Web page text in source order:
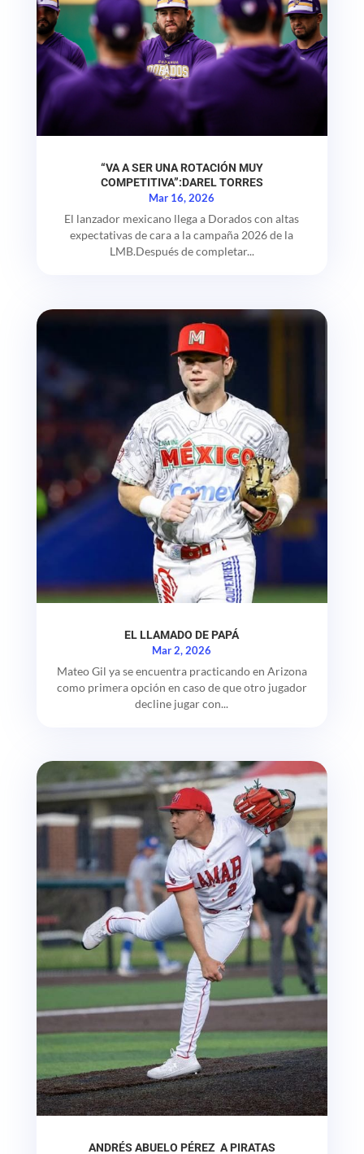
“VA A SER UNA ROTACIÓN MUY
COMPETITIVA”:DAREL TORRES
Mar 16, 2026
El lanzador mexicano llega a Dorados con altas
expectativas de cara a la campaña 2026 de la
LMB.Después de completar...
EL LLAMADO DE PAPÁ
Mar 2, 2026
Mateo Gil ya se encuentra practicando en Arizona
como primera opción en caso de que otro jugador
decline jugar con...
ANDRÉS ABUELO PÉREZ A PIRATAS